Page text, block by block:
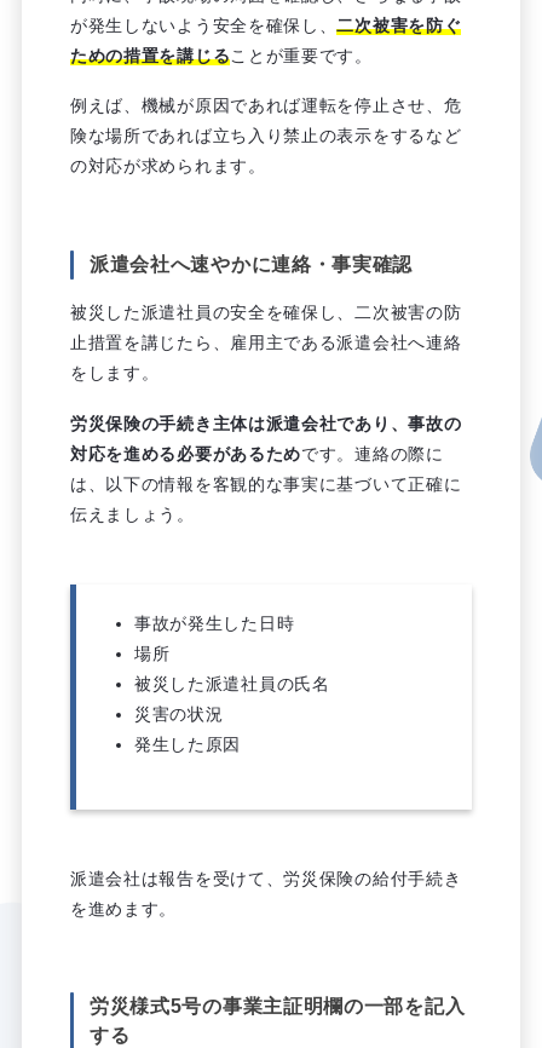
が発生しないよう安全を確保し、二次被害を防ぐ
ための措置を講じることが重要です。
例えば、機械が原因であれば運転を停止させ、危
険な場所であれば立ち入り禁止の表示をするなど
の対応が求められます。
派遣会社へ速やかに連絡・事実確認
被災した派遣社員の安全を確保し、二次被害の防
止措置を講じたら、雇用主である派遣会社へ連絡
をします。
労災保険の手続き主体は派遣会社であり、事故の
対応を進める必要があるためです。連絡の際に
は、以下の情報を客観的な事実に基づいて正確に
伝えましょう。
事故が発生した日時
場所
被災した派遣社員の氏名
災害の状況
発生した原因
派遣会社は報告を受けて、労災保険の給付手続き
を進めます。
労災様式5号の事業主証明欄の一部を記入
する